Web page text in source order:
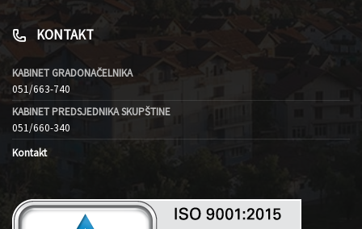
KONTAKT
KABINET GRADONAČELNIKA
051/663-740
KABINET PREDSJEDNIKA SKUPŠTINE
051/660-340
Kontakt